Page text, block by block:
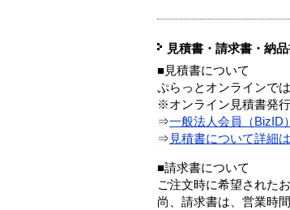
見積書・請求書・納
■見積書について
ぷらっとオンラインで
※オンライン見積書発
⇒一般法人会員（BizID
⇒ 見積書について詳細
■請求書について
ご注文時に希望された
尚、請求書は、営業時